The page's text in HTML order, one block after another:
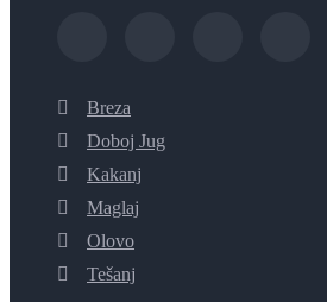
Breza
Doboj Jug
Kakanj
Maglaj
Olovo
Tešanj